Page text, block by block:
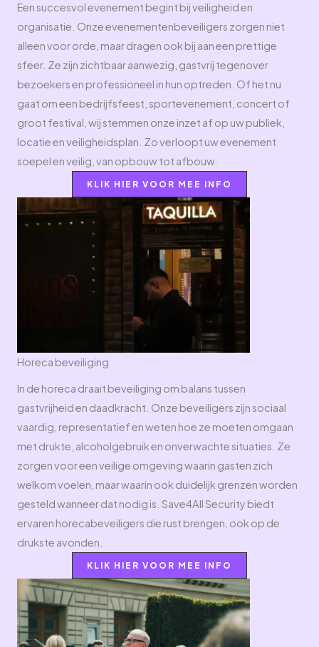
Een succesvol evenement begint bij veiligheid en
organisatie. Onze evenementenbeveiligers zorgen niet
alleen voor orde, maar dragen ook bij aan een prettige
sfeer. Ze zijn zichtbaar aanwezig, gastvrij tegenover
bezoekers en professioneel in hun optreden. Of het nu
gaat om een bedrijfsfeest, sportevenement, concert of
groot festival, wij stemmen onze inzet af op uw publiek,
locatie en veiligheidsplan. Zo verloopt uw evenement
soepel en veilig, van opbouw tot afbouw.
KLIK HIER VOOR MEE INFO
Horeca beveiliging
In de horeca draait beveiliging om balans tussen
gastvrijheid en daadkracht. Onze beveiligers zijn sociaal
vaardig, representatief en weten hoe ze moeten omgaan
met drukte, alcoholgebruik en onverwachte situaties. Ze
zorgen voor een veilige omgeving waarin gasten zich
welkom voelen, maar waarin ook duidelijk grenzen worden
gesteld wanneer dat nodig is. Save4All Security biedt
ervaren horecabeveiligers die rust brengen, ook op de
drukste avonden.
KLIK HIER VOOR MEE INFO